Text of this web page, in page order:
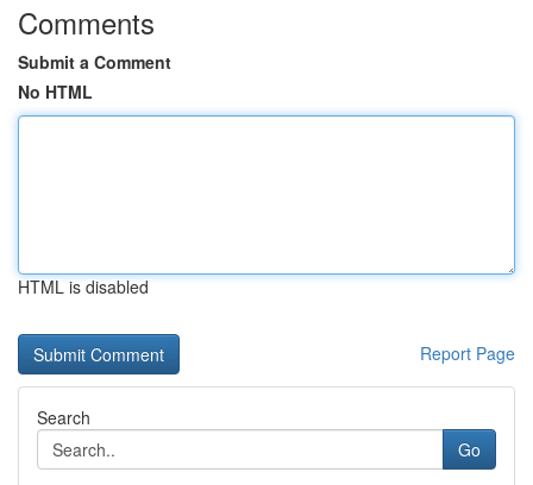
Comments
Submit a Comment
No HTML
HTML is disabled
Report Page
Search
Go